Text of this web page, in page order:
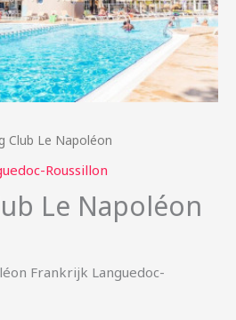
Club Le Napoléon
Roussillon
Le Napoléon
Frankrijk Languedoc-